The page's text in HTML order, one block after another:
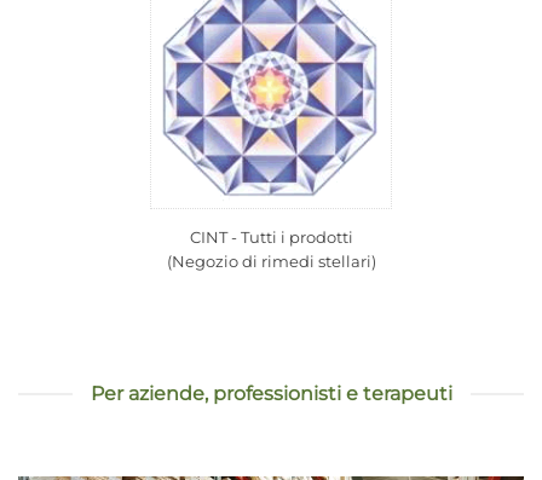
CINT - Tutti i prodotti
(Negozio di rimedi stellari)
Per aziende, professionisti e terapeuti